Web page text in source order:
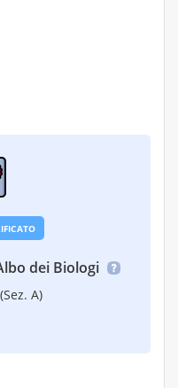
dei Biologi
A)